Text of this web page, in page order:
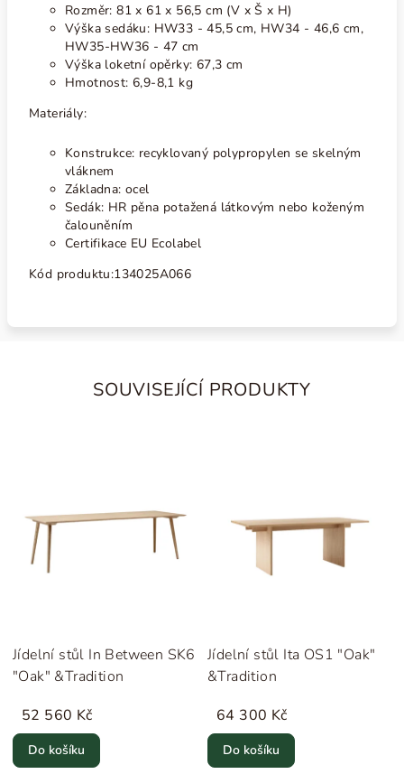
Rozměr: 81 x 61 x 56,5 cm (V x Š x H)
Výška sedáku: HW33 - 45,5 cm, HW34 - 46,6 cm,
HW35-HW36 - 47 cm
Výška loketní opěrky: 67,3 cm
Hmotnost: 6,9-8,1 kg
Materiály:
Konstrukce: recyklovaný polypropylen se skelným
vláknem
Základna: ocel
Sedák: HR pěna potažená látkovým nebo koženým
čalouněním
Certifikace EU Ecolabel
Kód produktu:134025A066
SOUVISEJÍCÍ PRODUKTY
Jídelní stůl In Between SK6
"Oak" &Tradition
52 560 Kč
Do košíku
Jídelní stůl Ita OS1 "Oak"
&Tradition
64 300 Kč
Do košíku